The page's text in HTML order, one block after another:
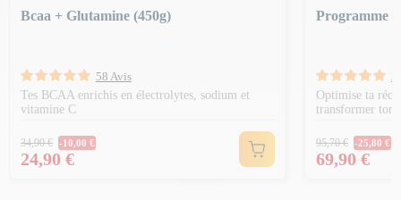
Bcaa + Glutamine (450g)
58 Avis
Tes BCAA enrichis en électrolytes, sodium et
vitamine C
Prix Normal
34,90 € -10,00 €
Prix
24,90 €
Programme
Optimise ta
transformer ton
Prix
95,70 € -25,80 €
Prix
69,90 €